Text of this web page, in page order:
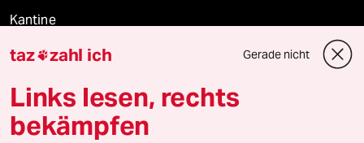
Kantine
Shop
Anzeigen
taz zahl ich Gerade nicht
Links lesen, rechts
bekämpfen